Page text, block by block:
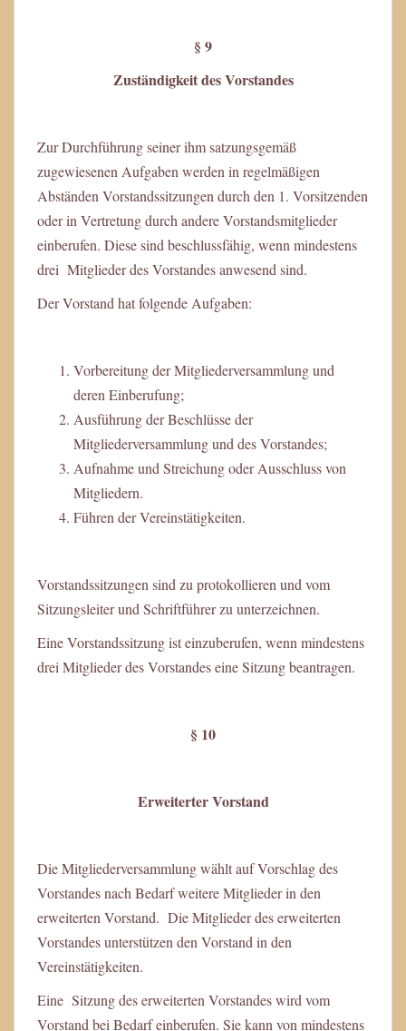
§ 9
Zuständigkeit des Vorstandes
Zur Durchführung seiner ihm satzungsgemäß
zugewiesenen Aufgaben werden in regelmäßigen
Abständen Vorstandssitzungen durch den 1. Vorsitzenden
oder in Vertretung durch andere Vorstandsmitglieder
einberufen. Diese sind beschlussfähig, wenn mindestens
drei Mitglieder des Vorstandes anwesend sind.
Der Vorstand hat folgende Aufgaben:
Vorbereitung der Mitgliederversammlung und
deren Einberufung;
Ausführung der Beschlüsse der
Mitgliederversammlung und des Vorstandes;
Aufnahme und Streichung oder Ausschluss von
Mitgliedern.
Führen der Vereinstätigkeiten.
Vorstandssitzungen sind zu protokollieren und vom
Sitzungsleiter und Schriftführer zu unterzeichnen.
Eine Vorstandssitzung ist einzuberufen, wenn mindestens
drei Mitglieder des Vorstandes eine Sitzung beantragen.
§ 10
Erweiterter Vorstand
Die Mitgliederversammlung wählt auf Vorschlag des
Vorstandes nach Bedarf weitere Mitglieder in den
erweiterten Vorstand. Die Mitglieder des erweiterten
Vorstandes unterstützen den Vorstand in den
Vereinstätigkeiten.
Eine Sitzung des erweiterten Vorstandes wird vom
Vorstand bei Bedarf einberufen. Sie kann von mindestens